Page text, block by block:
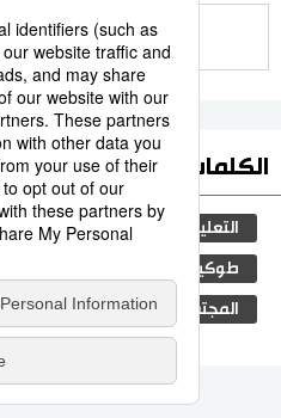
للمزيد
الكلمات الأكثر بحثا
التعليم الياباني ثقافة
طوكيو
المجتمع الياباني فن